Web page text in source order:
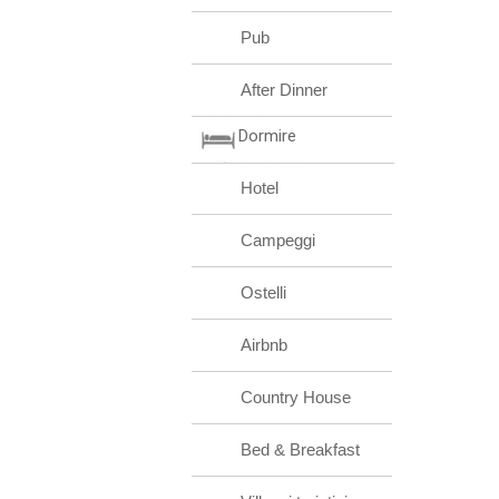
Pub
After Dinner
Dormire
Hotel
Campeggi
Ostelli
Airbnb
Country House
Bed & Breakfast